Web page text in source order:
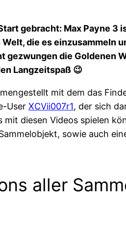
gebracht: Max Payne 3
die es einzusammeln
die Goldenen
Langzeitspaß 😉
mit dem das
User XCVii007r1, der sich
diesen Videos spielen
sowie auch
aller